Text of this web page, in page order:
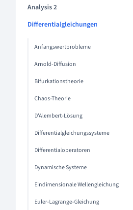
Analysis 2
Differentialgleichungen
Anfangswertprobleme
Arnold-Diffusion
Bifurkationstheorie
Chaos-Theorie
D'Alembert-Lösung
Differentialgleichungssysteme
Differentialoperatoren
Dynamische Systeme
Eindimensionale Wellengleichung
Euler-Lagrange-Gleichung